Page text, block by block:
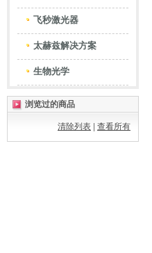
飞秒激光器
太赫兹解决方案
生物光学
浏览过的商品
清除列表 查看所有